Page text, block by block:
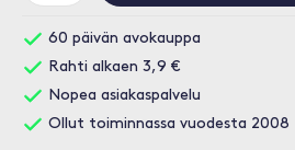
60 päivän avokauppa
Rahti alkaen 3,9 €
Nopea asiakaspalvelu
Ollut toiminnassa vuodesta 2008